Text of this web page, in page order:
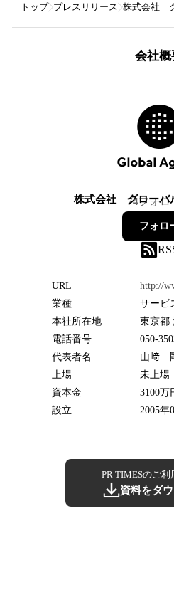
トップ プレスリリース 株式会社
会社概
株式会社 グローバ
74フォロ
フォロ
URL
http://
業種
サービ
本社所在地
東京都
電話番号
050-
代表者名
山﨑
上場
未上場
資本金
3100万
設立
2005年
PR TIMESのご利
資料をダ